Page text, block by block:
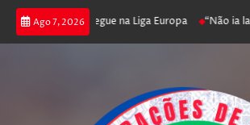
Ago 7, 2026
poker e prossegue na Liga Europa “Não ia